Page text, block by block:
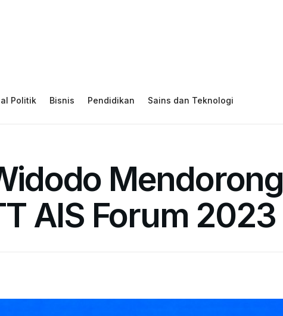
Politik Bisnis Pendidikan Sains dan Teknologi
Mendorong
AIS Forum 2023